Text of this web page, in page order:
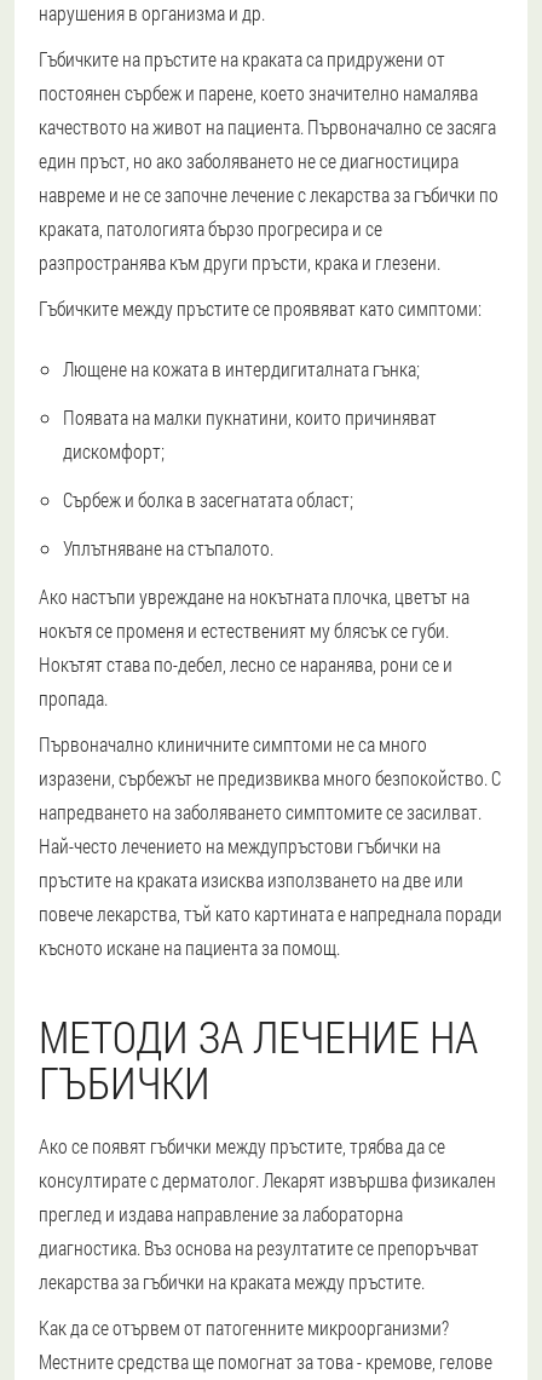
нарушения в организма и др.
Гъбичките на пръстите на краката са придружени от
постоянен сърбеж и парене, което значително намалява
качеството на живот на пациента. Първоначално се засяга
един пръст, но ако заболяването не се диагностицира
навреме и не се започне лечение с лекарства за гъбички по
краката, патологията бързо прогресира и се
разпространява към други пръсти, крака и глезени.
Гъбичките между пръстите се проявяват като симптоми:
Лющене на кожата в интердигиталната гънка;
Появата на малки пукнатини, които причиняват
дискомфорт;
Сърбеж и болка в засегнатата област;
Уплътняване на стъпалото.
Ако настъпи увреждане на нокътната плочка, цветът на
нокътя се променя и естественият му блясък се губи.
Нокътят става по-дебел, лесно се наранява, рони се и
пропада.
Първоначално клиничните симптоми не са много
изразени, сърбежът не предизвиква много безпокойство. С
напредването на заболяването симптомите се засилват.
Най-често лечението на междупръстови гъбички на
пръстите на краката изисква използването на две или
повече лекарства, тъй като картината е напреднала поради
късното искане на пациента за помощ.
МЕТОДИ ЗА ЛЕЧЕНИЕ НА
ГЪБИЧКИ
Ако се появят гъбички между пръстите, трябва да се
консултирате с дерматолог. Лекарят извършва физикален
преглед и издава направление за лабораторна
диагностика. Въз основа на резултатите се препоръчват
лекарства за гъбички на краката между пръстите.
Как да се отървем от патогенните микроорганизми?
Местните средства ще помогнат за това - кремове, гелове